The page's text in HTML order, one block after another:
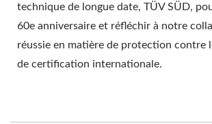
technique de longue date, TÜV SÜD,
60e anniversaire et réfléchir à notre
réussie en matière de protection contre
de certification internationale.